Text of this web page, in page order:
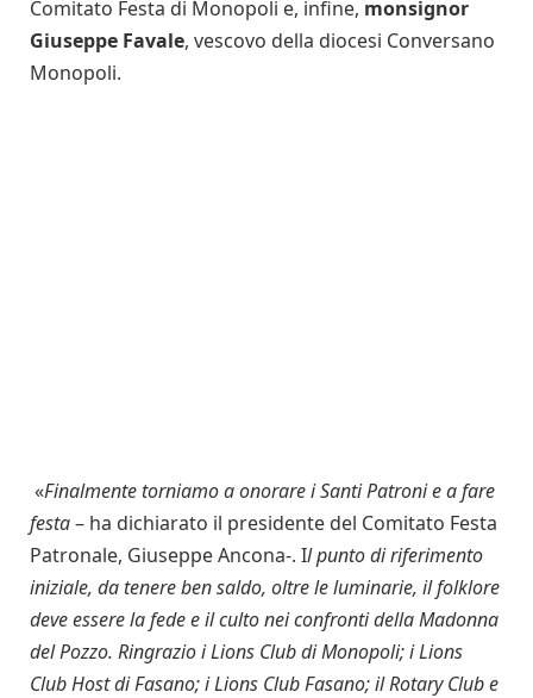
Comitato Festa di Monopoli e, infine, monsignor
Giuseppe Favale, vescovo della diocesi Conversano
Monopoli.
«Finalmente torniamo a onorare i Santi Patroni e a fare
festa– ha dichiarato il presidente del Comitato Festa
Patronale, Giuseppe Ancona-. Il punto di riferimento
iniziale, da tenere ben saldo, oltre le luminarie, il folklore
deve essere la fede e il culto nei confronti della Madonna
del Pozzo. Ringrazio i Lions Club di Monopoli; i Lions
Club Host di Fasano; i Lions Club Fasano; il Rotary Club e